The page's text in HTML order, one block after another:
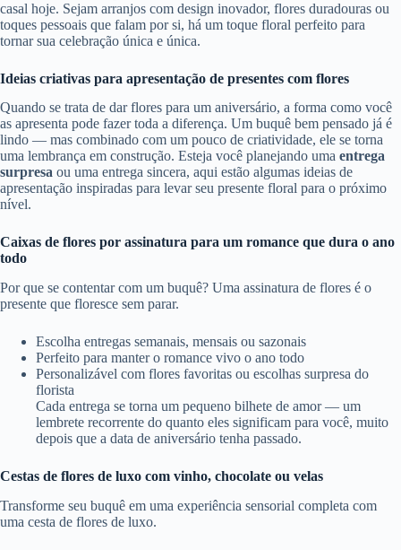
casal hoje. Sejam arranjos com design inovador, flores duradouras ou
toques pessoais que falam por si, há um toque floral perfeito para
tornar sua celebração única e única.
Ideias criativas para apresentação de presentes com flores
Quando se trata de dar flores para um aniversário, a forma como você
as apresenta pode fazer toda a diferença. Um buquê bem pensado já é
lindo — mas combinado com um pouco de criatividade, ele se torna
uma lembrança em construção. Esteja você planejando uma entrega
surpresa ou uma entrega sincera, aqui estão algumas ideias de
apresentação inspiradas para levar seu presente floral para o próximo
nível.
Caixas de flores por assinatura para um romance que dura o ano
todo
Por que se contentar com um buquê? Uma assinatura de flores é o
presente que floresce sem parar.
Escolha entregas semanais, mensais ou sazonais
Perfeito para manter o romance vivo o ano todo
Personalizável com flores favoritas ou escolhas surpresa do
florista
Cada entrega se torna um pequeno bilhete de amor — um
lembrete recorrente do quanto eles significam para você, muito
depois que a data de aniversário tenha passado.
Cestas de flores de luxo com vinho, chocolate ou velas
Transforme seu buquê em uma experiência sensorial completa com
uma cesta de flores de luxo.